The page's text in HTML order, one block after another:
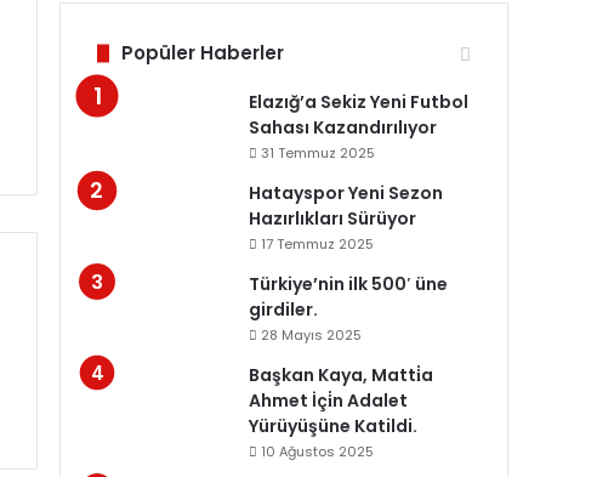
Popüler Haberler
Elazığ’a Sekiz Yeni Futbol
Sahası Kazandırılıyor
31 Temmuz 2025
Hatayspor Yeni Sezon
Hazırlıkları Sürüyor
17 Temmuz 2025
Türkiye’nin ilk 500′ üne
girdiler.
28 Mayıs 2025
Başkan Kaya, Matti̇a
Ahmet İçi̇n Adalet
Yürüyüşüne Katildi.
10 Ağustos 2025